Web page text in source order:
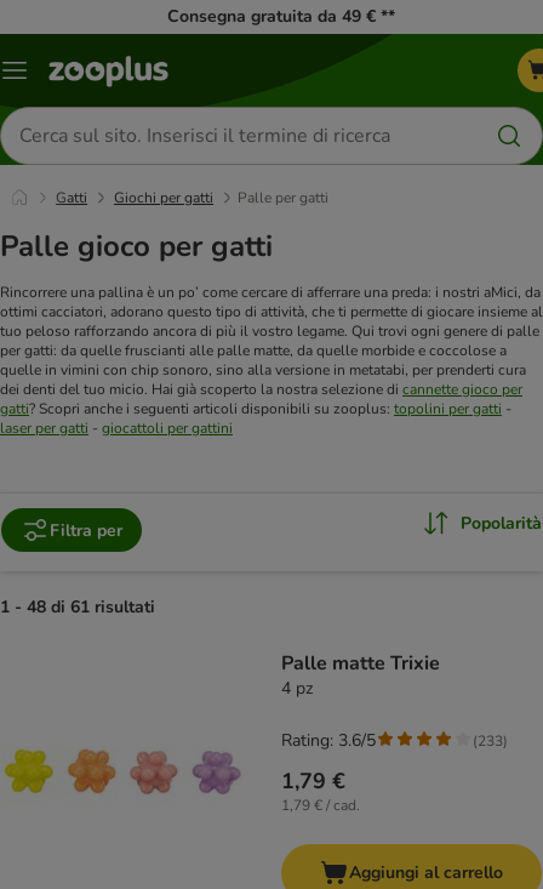
Consegna gratuita da 49 € **
Overview
Cerca
prodotti
Gatti Giochi per gatti Palle per gatti
Palle gioco per gatti
Rincorrere una pallina è un po’ come cercare di afferrare una preda: i nostri aMici, da
ottimi cacciatori, adorano questo tipo di attività, che ti permette di giocare insieme al
tuo peloso rafforzando ancora di più il vostro legame. Qui trovi ogni genere di palle
per gatti: da quelle fruscianti alle palle matte, da quelle morbide e coccolose a
quelle in vimini con chip sonoro, sino alla versione in metatabi, per prenderti cura
dei denti del tuo micio. Hai già scoperto la nostra selezione di cannette gioco per
gatti? Scopri anche i seguenti articoli disponibili su zooplus: topolini per gatti -
laser per gatti - giocattoli per gattini
Filtra per Popolarità
1 - 48 di 61 risultati
Palle matte Trixie
4 pz
1,79 €
1,79 € / cad.
Rating: 3.6/5 (233)
Aggiungi al carrello